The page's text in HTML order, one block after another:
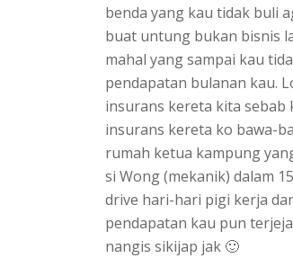
benda yang kau tidak buli
buat untung bukan bisnis
mahal yang sampai kau
pendapatan bulanan kau.
insurans kereta kita sebab
insurans kereta ko bawa-
rumah ketua kampung
si Wong (mekanik) dalam
drive hari-hari pigi kerja
pendapatan kau pun
nangis sikijap jak 🙂